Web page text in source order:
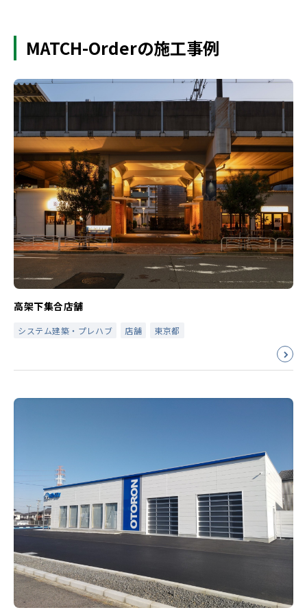
MATCH-Orderの施工事例
高架下集合店舗
システム建築・プレハブ 店舗 東京都